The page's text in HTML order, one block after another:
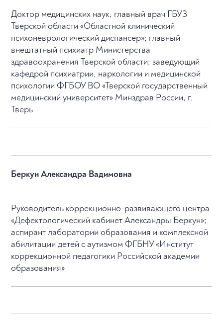
Доктор медицинских наук, главный врач ГБУЗ
Тверской области «Областной клинический
психоневрологический диспансер»; главный
внештатный психиатр Министерства
здравоохранения Тверской области; заведующий
кафедрой психиатрии, наркологии и медицинской
психологии ФГБОУ ВО «Тверской государственный
медицинский университет» Минздрав России, г.
Тверь
Беркун Александра Вадимовна
Руководитель коррекционно-развивающего центра
«Дефектологический кабинет Александры Беркун»;
аспирант лаборатории образования и комплексной
абилитации детей с аутизмом ФГБНУ «Институт
коррекционной педагогики Российской академии
образования»